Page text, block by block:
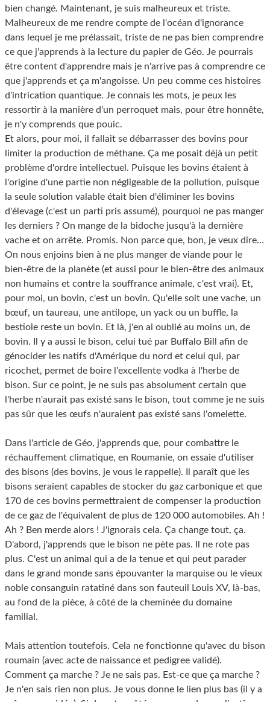
bien changé. Maintenant, je suis malheureux et triste.
Malheureux de me rendre compte de l'océan d'ignorance
dans lequel je me prélassait, triste de ne pas bien comprendre
ce que j'apprends à la lecture du papier de Géo. Je pourrais
être content d'apprendre mais je n'arrive pas à comprendre ce
que j'apprends et ça m'angoisse. Un peu comme ces histoires
d'intrication quantique. Je connais les mots, je peux les
ressortir à la manière d'un perroquet mais, pour être honnête,
je n'y comprends que pouic.
Et alors, pour moi, il fallait se débarrasser des bovins pour
limiter la production de méthane. Ça me posait déjà un petit
problème d'ordre intellectuel. Puisque les bovins étaient à
l'origine d'une partie non négligeable de la pollution, puisque
la seule solution valable était bien d'éliminer les bovins
d'élevage (c'est un parti pris assumé), pourquoi ne pas manger
les derniers ? On mange de la bidoche jusqu'à la dernière
vache et on arrête. Promis. Non parce que, bon, je veux dire…
On nous enjoins bien à ne plus manger de viande pour le
bien-être de la planète (et aussi pour le bien-être des animaux
non humains et contre la souffrance animale, c'est vrai). Et,
pour moi, un bovin, c'est un bovin. Qu'elle soit une vache, un
bœuf, un taureau, une antilope, un yack ou un buffle, la
bestiole reste un bovin. Et là, j'en ai oublié au moins un, de
bovin. Il y a aussi le bison, celui tué par Buffalo Bill afin de
génocider les natifs d'Amérique du nord et celui qui, par
ricochet, permet de boire l'excellente vodka à l'herbe de
bison. Sur ce point, je ne suis pas absolument certain que
l'herbe n'aurait pas existé sans le bison, tout comme je ne suis
pas sûr que les œufs n'auraient pas existé sans l'omelette.
Dans l'article de Géo, j'apprends que, pour combattre le
réchauffement climatique, en Roumanie, on essaie d'utiliser
des bisons (des bovins, je vous le rappelle). Il paraît que les
bisons seraient capables de stocker du gaz carbonique et que
170 de ces bovins permettraient de compenser la production
de ce gaz de l'équivalent de plus de 120 000 automobiles. Ah !
Ah ? Ben merde alors ! J'ignorais cela. Ça change tout, ça.
D'abord, j'apprends que le bison ne pète pas. Il ne rote pas
plus. C'est un animal qui a de la tenue et qui peut parader
dans le grand monde sans épouvanter la marquise ou le vieux
noble consanguin ratatiné dans son fauteuil Louis XV, là-bas,
au fond de la pièce, à côté de la cheminée du domaine
familial.
Mais attention toutefois. Cela ne fonctionne qu'avec du bison
roumain (avec acte de naissance et pedigree validé).
Comment ça marche ? Je ne sais pas. Est-ce que ça marche ?
Je n'en sais rien non plus. Je vous donne le lien plus bas (il y a